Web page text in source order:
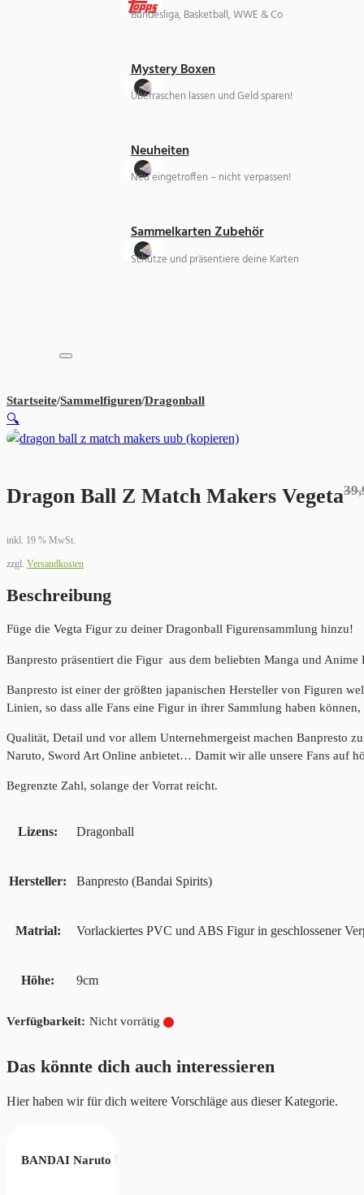
Bundesliga, Basketball, WWE & Co
Mystery Boxen
Überraschen lassen und Geld sparen!
Neuheiten
Neu eingetroffen – nicht verpassen!
Sammelkarten Zubehör
Schütze und präsentiere deine Karten
Startseite/Sammelfiguren/Dragonball
Dragon Ball Z Match Makers Vegeta
inkl. 19 % MwSt.
zzgl. Versandkosten
Beschreibung
Füge die Vegta Figur zu deiner Dragonball Figurensammlung hinzu!
Banpresto präsentiert die Figur aus dem beliebten Manga und
Banpresto ist einer der größten japanischen Hersteller von Figuren
Linien, so dass alle Fans eine Figur in ihrer Sammlung haben
Qualität, Detail und vor allem Unternehmergeist machen Banpresto
Naruto, Sword Art Online anbietet… Damit wir alle unsere Fans auf
Begrenzte Zahl, solange der Vorrat reicht.
Lizens Dragonball
Hersteller Banpresto (Bandai Spirits)
Matrial Vorlackiertes PVC und ABS Figur in geschlossener
Höhe 9cm
Nicht vorrätig
🔍
Das könnte dich auch interessieren
Hier haben wir für dich weitere Vorschläge aus dieser Kategorie.
BANDAI Naruto Uzumaki